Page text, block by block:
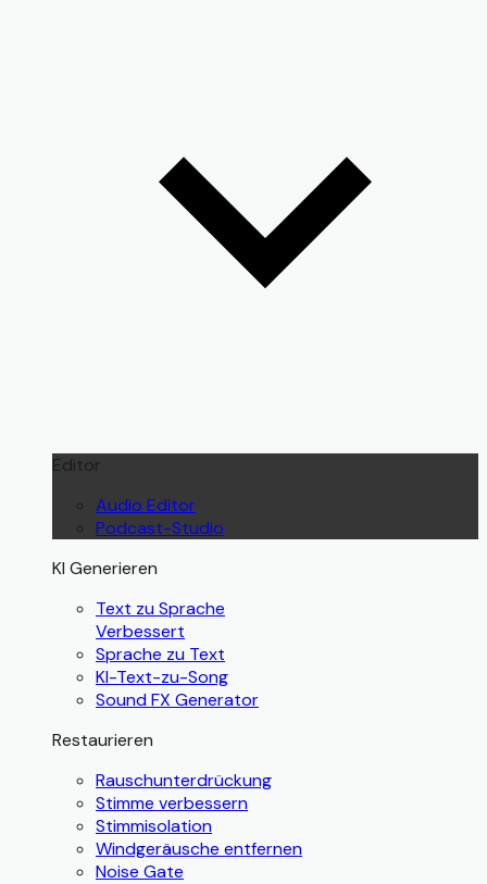
Editor
Audio Editor
Podcast-Studio
KI Generieren
Text zu Sprache
Verbessert
Sprache zu Text
KI-Text-zu-Song
Sound FX Generator
Restaurieren
Rauschunterdrückung
Stimme verbessern
Stimmisolation
Windgeräusche entfernen
Noise Gate